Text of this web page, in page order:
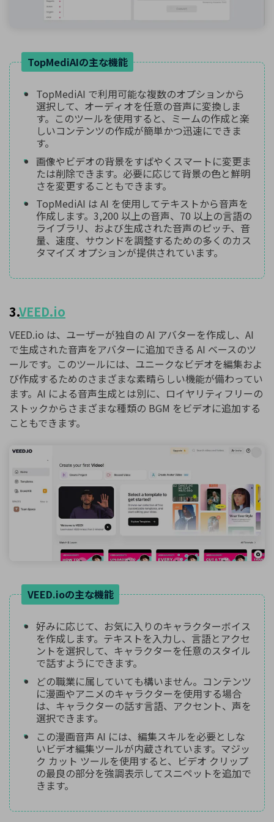
TopMediAIの主な機能
TopMediAI で利用可能な複数のオプションから
選択して、オーディオを任意の音声に変換しま
す。このツールを使用すると、ミームの作成と楽
しいコンテンツの作成が簡単かつ迅速にできま
す。
画像やビデオの背景をすばやくスマートに変更ま
たは削除できます。必要に応じて背景の色と鮮明
さを変更することもできます。
TopMediAI は AI を使用してテキストから音声を
作成します。3,200 以上の音声、70 以上の言語の
ライブラリ、および生成された音声のピッチ、音
量、速度、サウンドを調整するための多くのカス
タマイズ オプションが提供されています。
3.VEED.io
VEED.io は、ユーザーが独自の AI アバターを作成し、AI
で生成された音声をアバターに追加できる AI ベースのツ
ールです。このツールには、ユニークなビデオを編集およ
び作成するためのさまざまな素晴らしい機能が備わってい
ます。AI による音声生成とは別に、ロイヤリティフリーの
ストックからさまざまな種類の BGM をビデオに追加する
こともできます。
VEED.ioの主な機能
好みに応じて、お気に入りのキャラクターボイス
を作成します。テキストを入力し、言語とアクセ
ントを選択して、キャラクターを任意のスタイル
で話すようにできます。
どの職業に属していても構いません。コンテンツ
に漫画やアニメのキャラクターを使用する場合
は、キャラクターの話す言語、アクセント、声を
選択できます。
この漫画音声 AI には、編集スキルを必要としな
いビデオ編集ツールが内蔵されています。マジッ
ク カット ツールを使用すると、ビデオ クリップ
の最良の部分を強調表示してスニペットを追加で
きます。